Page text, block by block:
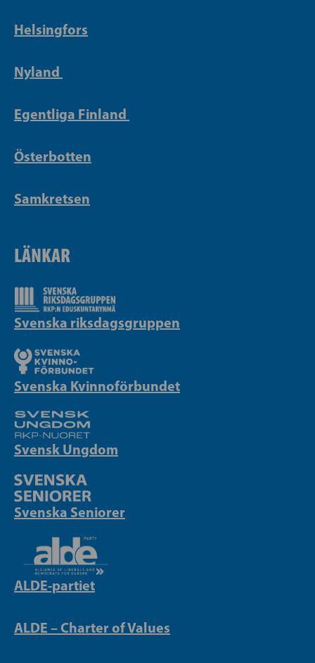
Helsingfors
Nyland
Egentliga Finland
Österbotten
Samkretsen
LÄNKAR
Svenska riksdagsgruppen
Svenska Kvinnoförbundet
Svensk Ungdom
Svenska Seniorer
ALDE-partiet
ALDE – Charter of Values